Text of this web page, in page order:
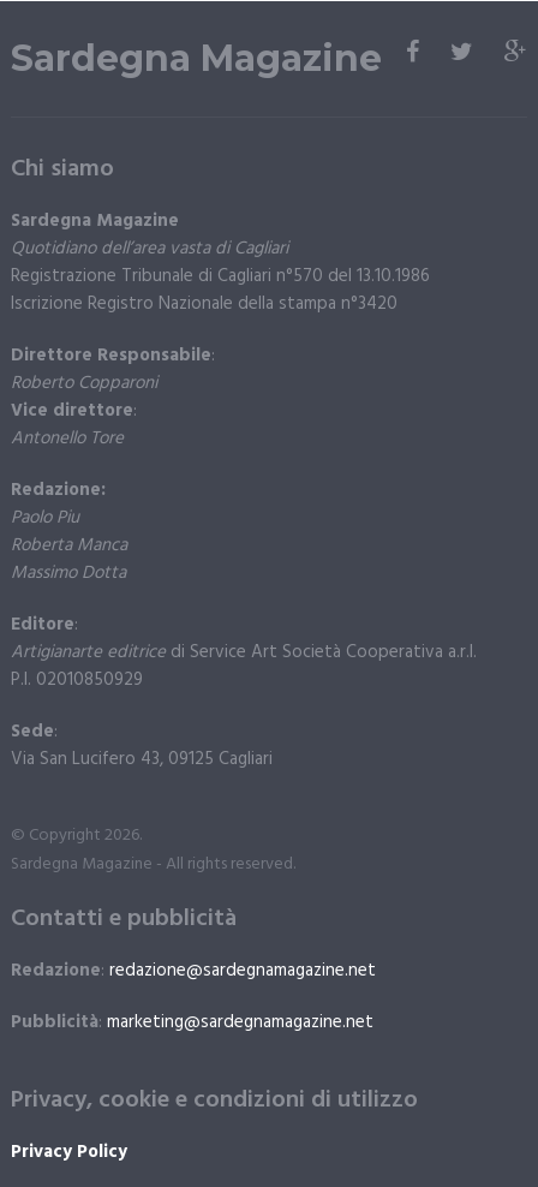
Sardegna Magazine
Chi siamo
Sardegna Magazine
Quotidiano dell’area vasta di Cagliari
Registrazione Tribunale di Cagliari n°570 del 13.10.1986
Iscrizione Registro Nazionale della stampa n°3420
Direttore Responsabile:
Roberto Copparoni
Vice direttore:
Antonello Tore
Redazione:
Paolo Piu
Roberta Manca
Massimo Dotta
Editore:
Artigianarte editricedi Service Art Società Cooperativa a.r.l.
P.I. 02010850929
Sede:
Via San Lucifero 43, 09125 Cagliari
© Copyright 2026.
Sardegna Magazine - All rights reserved.
Contatti e pubblicità
Redazione: redazione@sardegnamagazine.net
Pubblicità: marketing@sardegnamagazine.net
Privacy, cookie e condizioni di utilizzo
Privacy Policy